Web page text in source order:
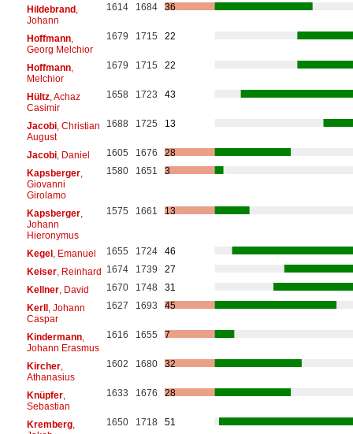
Hildebrand,
Johann
1614 1684 36
Hoffmann,
Georg Melchior
1679 1715 22
Hoffmann,
Melchior
1679 1715 22
Hültz, Achaz
Casimir
1658 1723 43
Jacobi, Christian
August
1688 1725 13
Jacobi, Daniel 1605 1676
28
Kapsberger,
Giovanni
Girolamo
1580 1651 3
Kapsberger,
Johann
Hieronymus
1575 1661 13
Kegel, Emanuel 1655 1724
46
Keiser, Reinhard 1674 1739
27
Kellner, David 1670 1748
31
Kerll, Johann
Caspar
1627 1693 45
Kindermann,
Johann Erasmus
1616 1655 7
Kircher,
Athanasius
1602 1680 32
Knüpfer,
Sebastian
1633 1676 28
Kremberg,
1650 1718 51